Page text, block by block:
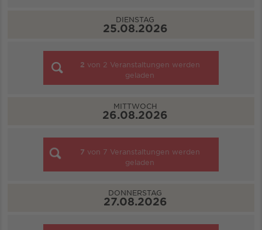
DIENSTAG
25.08.2026
2 von 2 Veranstaltungen werden
geladen
MITTWOCH
26.08.2026
7 von 7 Veranstaltungen werden
geladen
DONNERSTAG
27.08.2026